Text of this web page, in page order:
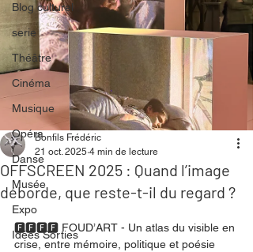
Blog culturel
serie
Théâtre
Cinéma
Musique
Opéra
Danse
Musée
Expo
Idées Sorties
OFFSCREEN 2025 : Quand l’image
déborde, que reste-t-il du regard ?
Bonfils Frédéric
21 oct. 2025 4 min de lecture
🅵🅵🅵🅵 FOUD’ART - Un atlas du visible en
crise, entre mémoire, politique et poésie